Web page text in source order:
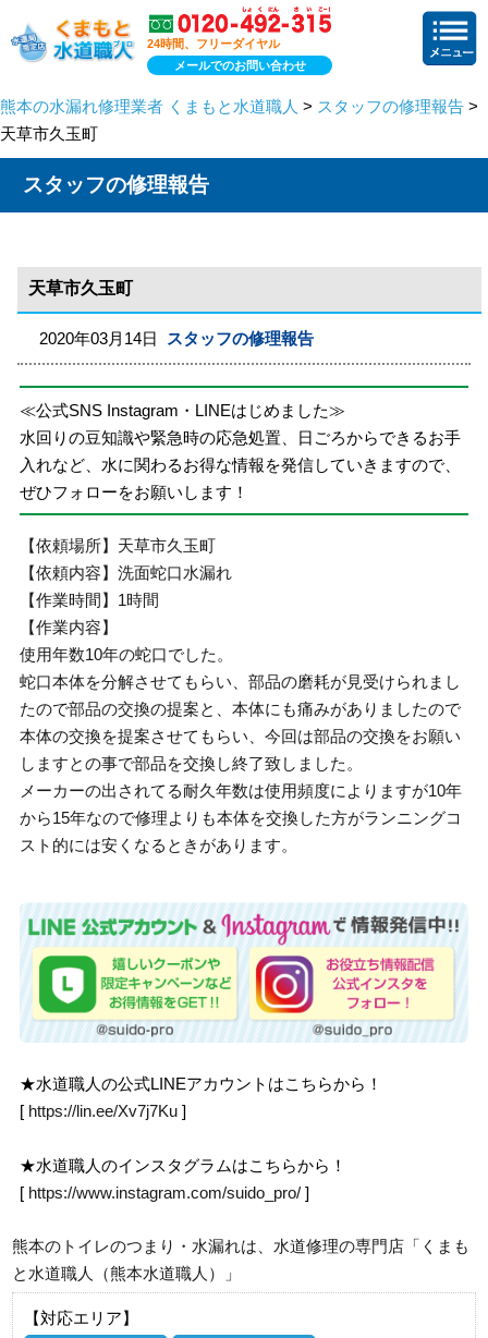
24時間、フリーダイヤル
メールでのお問い合わせ
熊本の水漏れ修理業者 くまもと水道職人 > スタッフの修理報告 >
天草市久玉町
スタッフの修理報告
天草市久玉町
2020年03月14日 スタッフの修理報告
≪公式SNS Instagram・LINEはじめました≫
水回りの豆知識や緊急時の応急処置、日ごろからできるお手
入れなど、水に関わるお得な情報を発信していきますので、
ぜひフォローをお願いします！
【依頼場所】天草市久玉町
【依頼内容】洗面蛇口水漏れ
【作業時間】1時間
【作業内容】
使用年数10年の蛇口でした。
蛇口本体を分解させてもらい、部品の磨耗が見受けられまし
たので部品の交換の提案と、本体にも痛みがありましたので
本体の交換を提案させてもらい、今回は部品の交換をお願い
しますとの事で部品を交換し終了致しました。
メーカーの出されてる耐久年数は使用頻度によりますが10年
から15年なので修理よりも本体を交換した方がランニングコ
スト的には安くなるときがあります。
★水道職人の公式LINEアカウントはこちらから！
[ https://lin.ee/Xv7j7Ku ]
★水道職人のインスタグラムはこちらから！
[ https://www.instagram.com/suido_pro/ ]
熊本のトイレのつまり・水漏れは、水道修理の専門店「くまも
と水道職人（熊本水道職人）」
【対応エリア】